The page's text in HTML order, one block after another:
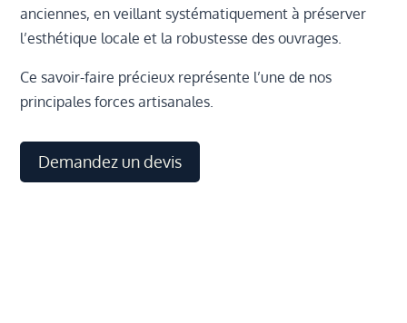
anciennes, en veillant systématiquement à préserver
l’esthétique locale et la robustesse des ouvrages.
Ce savoir-faire précieux représente l’une de nos
principales forces artisanales.
Demandez un devis